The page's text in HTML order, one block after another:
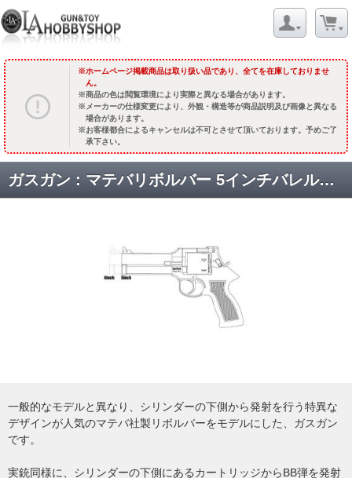
ホームページ掲載商品は取り扱い品であり、全てを在庫しておりませ
ん。
商品の色は閲覧環境により実際と異なる場合があります。
メーカーの仕様変更により、外観・構造等が商品説明及び画像と異なる
場合があります。
お客様都合によるキャンセルは不可とさせて頂いております。予めご了
承下さい。
ガスガン : マテバリボルバー 5インチバレル&【木製グリップ】 /ブラックヘビーウエイト [品切中.再生産待ち]
一般的なモデルと異なり、シリンダーの下側から発射を行う特異な
デザインが人気のマテバ社製リボルバーをモデルにした、ガスガン
です。
実銃同様に、シリンダーの下側にあるカートリッジからBB弾を発射